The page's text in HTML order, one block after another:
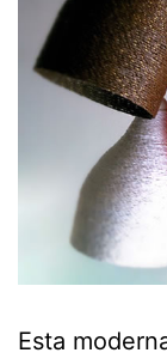
Esta